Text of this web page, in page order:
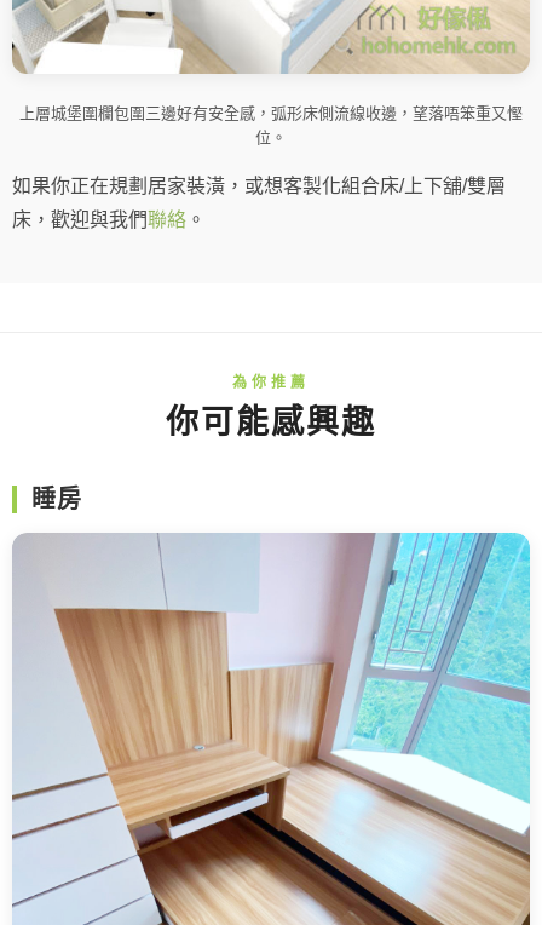
上層城堡圍欄包圍三邊好有安全感，弧形床側流線收邊，望落唔笨重又慳
位。
如果你正在規劃居家裝潢，或想客製化組合床/上下舖/雙層
床，歡迎與我們聯絡 。
你可能感興趣
睡房